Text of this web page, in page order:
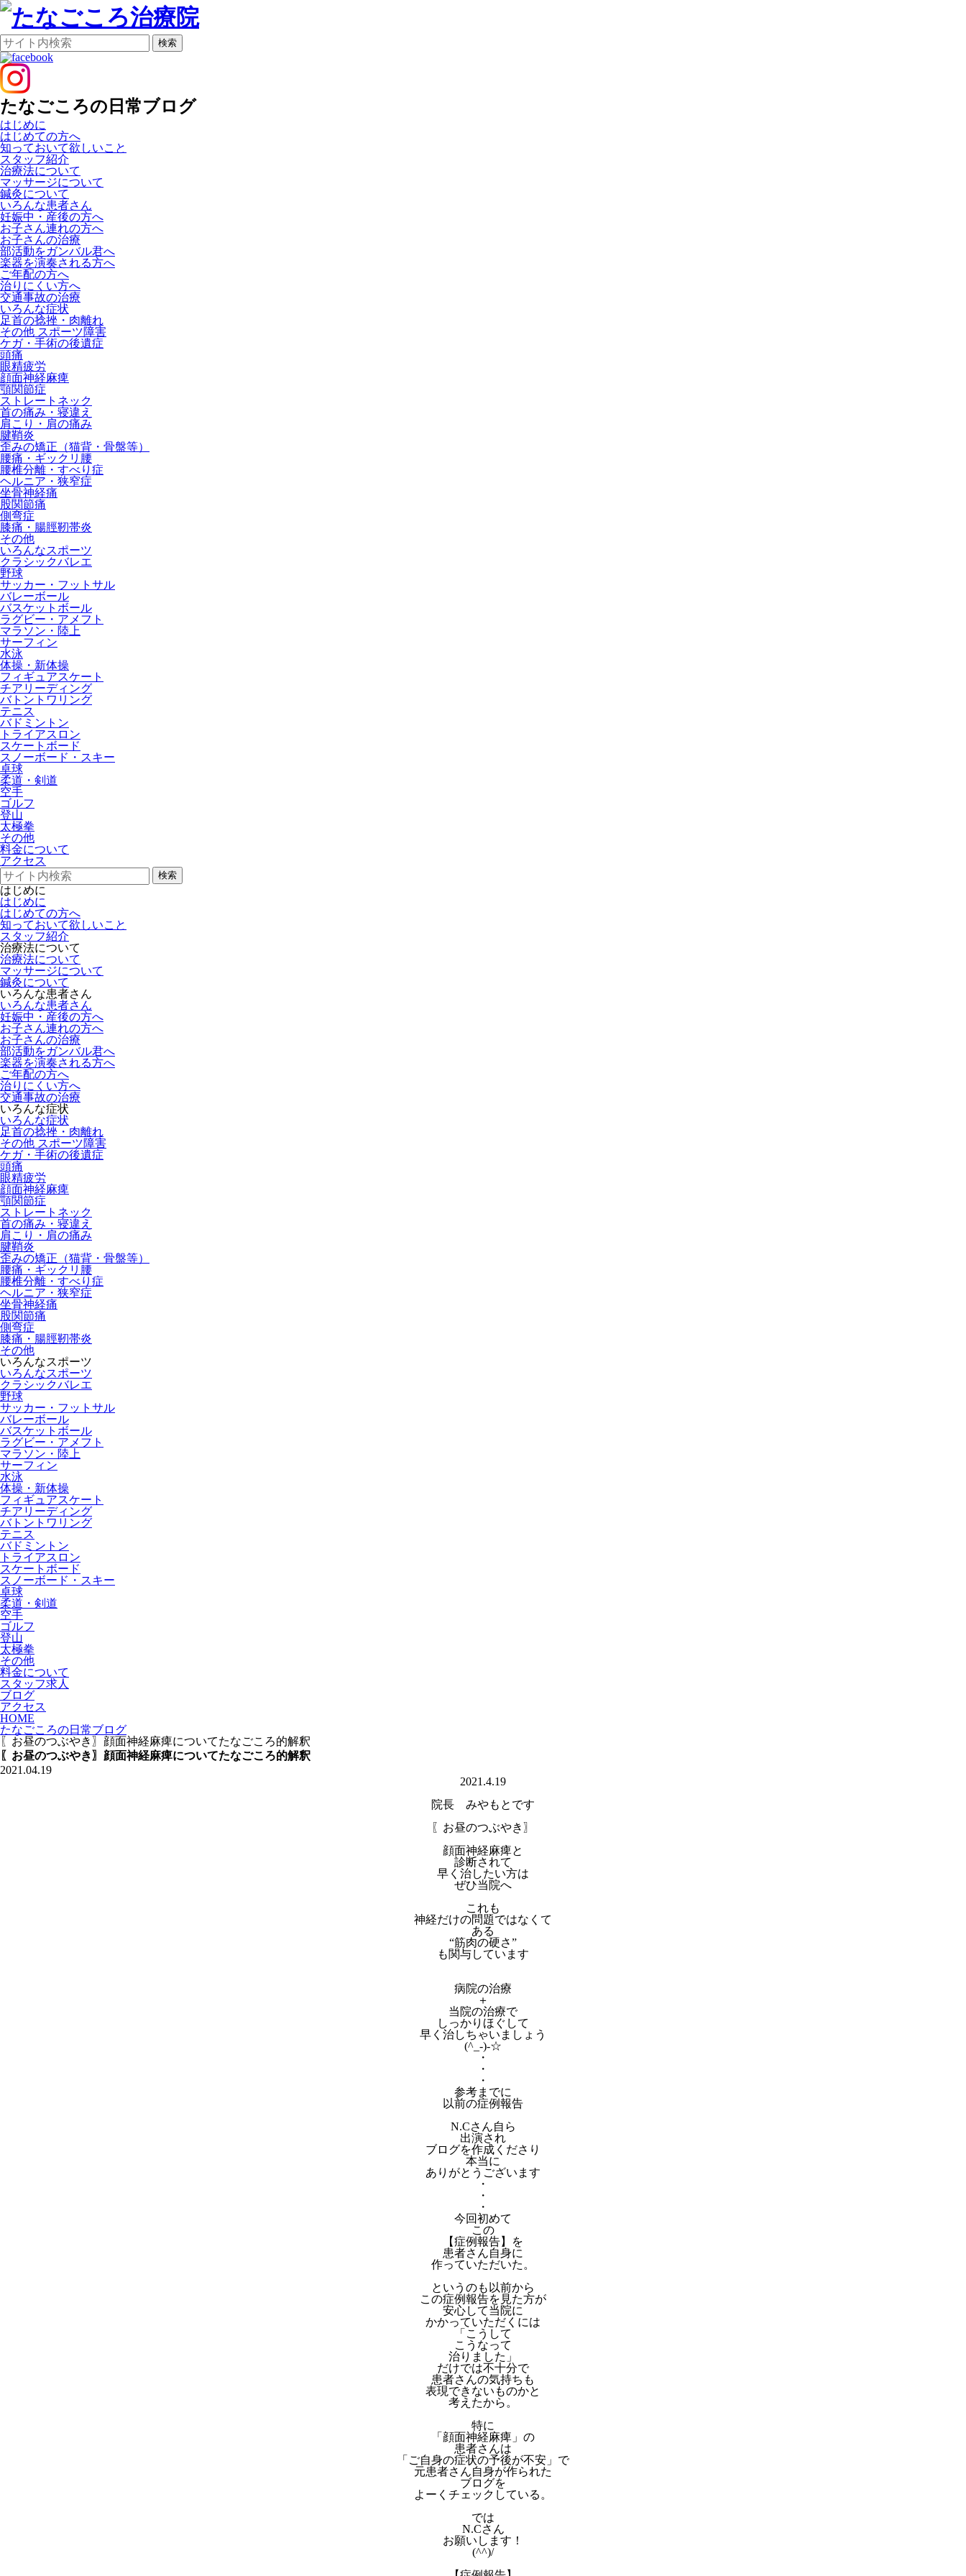
検索
たなごころの日常ブログ
はじめに
はじめての方へ
知っておいて欲しいこと
スタッフ紹介
治療法について
マッサージについて
鍼灸について
いろんな患者さん
妊娠中・産後の方へ
お子さん連れの方へ
お子さんの治療
部活動をガンバル君へ
楽器を演奏される方へ
ご年配の方へ
治りにくい方へ
交通事故の治療
いろんな症状
足首の捻挫・肉離れ
その他 スポーツ障害
ケガ・手術の後遺症
頭痛
眼精疲労
顔面神経麻痺
顎関節症
ストレートネック
首の痛み・寝違え
肩こり・肩の痛み
腱鞘炎
歪みの矯正（猫背・骨盤等）
腰痛・ギックリ腰
腰椎分離・すべり症
ヘルニア・狭窄症
坐骨神経痛
股関節痛
側弯症
膝痛・腸脛靭帯炎
その他
いろんなスポーツ
クラシックバレエ
野球
サッカー・フットサル
バレーボール
バスケットボール
ラグビー・アメフト
マラソン・陸上
サーフィン
水泳
体操・新体操
フィギュアスケート
チアリーディング
バトントワリング
テニス
バドミントン
トライアスロン
スケートボード
スノーボード・スキー
卓球
柔道・剣道
空手
ゴルフ
登山
太極拳
その他
料金について
アクセス
検索
はじめに
はじめに
はじめての方へ
知っておいて欲しいこと
スタッフ紹介
治療法について
治療法について
マッサージについて
鍼灸について
いろんな患者さん
いろんな患者さん
妊娠中・産後の方へ
お子さん連れの方へ
お子さんの治療
部活動をガンバル君へ
楽器を演奏される方へ
ご年配の方へ
治りにくい方へ
交通事故の治療
いろんな症状
いろんな症状
足首の捻挫・肉離れ
その他 スポーツ障害
ケガ・手術の後遺症
頭痛
眼精疲労
顔面神経麻痺
顎関節症
ストレートネック
首の痛み・寝違え
肩こり・肩の痛み
腱鞘炎
歪みの矯正（猫背・骨盤等）
腰痛・ギックリ腰
腰椎分離・すべり症
ヘルニア・狭窄症
坐骨神経痛
股関節痛
側弯症
膝痛・腸脛靭帯炎
その他
いろんなスポーツ
いろんなスポーツ
クラシックバレエ
野球
サッカー・フットサル
バレーボール
バスケットボール
ラグビー・アメフト
マラソン・陸上
サーフィン
水泳
体操・新体操
フィギュアスケート
チアリーディング
バトントワリング
テニス
バドミントン
トライアスロン
スケートボード
スノーボード・スキー
卓球
柔道・剣道
空手
ゴルフ
登山
太極拳
その他
料金について
スタッフ求人
ブログ
アクセス
HOME
たなごころの日常ブログ
〖お昼のつぶやき〗顔面神経麻痺についてたなごころ的解釈
〖お昼のつぶやき〗顔面神経麻痺についてたなごころ的解釈
2021.04.19
2021.4.19
院長 みやもとです
〖お昼のつぶやき〗
顔面神経麻痺と
診断されて
早く治したい方は
ぜひ当院へ
これも
神経だけの問題ではなくて
ある
“筋肉の硬さ”
も関与しています
病院の治療
＋
当院の治療で
しっかりほぐして
早く治しちゃいましょう
(^_-)-☆
・
・
・
参考までに
以前の症例報告
N.Cさん自ら
出演され
ブログを作成くださり
本当に
ありがとうございます
・
・
・
今回初めて
この
【症例報告】を
患者さん自身に
作っていただいた。
というのも以前から
この症例報告を見た方が
安心して当院に
かかっていただくには
「こうして
こうなって
治りました」
だけでは不十分で
患者さんの気持ちも
表現できないものかと
考えたから。
特に
「顔面神経麻痺」の
患者さんは
「ご自身の症状の予後が不安」で
元患者さん自身が作られた
ブログを
よーくチェックしている。
では
N.Cさん
お願いします！
(^^)/